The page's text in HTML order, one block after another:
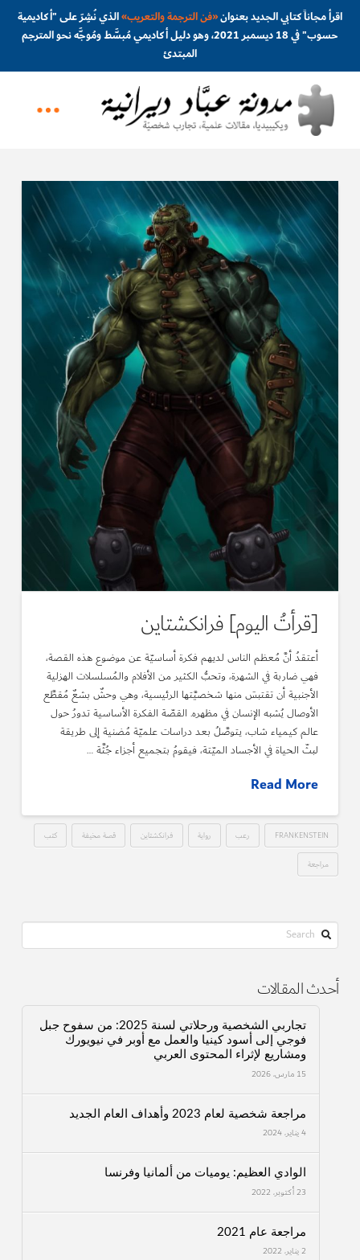
اقرأ مجاناً كتابي الجديد بعنوان«فن الترجمة والتعريب»الذي نُشِرَ على "أكاديمية
حسوب" في 18 ديسمبر 2021، وهو دليل أكاديمي مُبسَّط ومُوجَّه نحو المترجم
المبتدئ
[قرأتُ اليوم] فرانكشتاين
أعتقدُ أنَّ مُعظم الناس لديهم فكرة أساسيّة عن موضوع هذه القصة،
فهي ضاربة في الشهرة، وتحبُّ الكثير من الأفلام والمُسلسلات الهزلية
الأجنبية أن تقتبسَ منها شخصيَّتها الرئيسية، وهي وحشٌ بشعٌ مُقطَّع
الأوصال يُشبه الإنسان في مظهره. القصّة الفكرة الأساسية تدورُ حول
عالم كيمياء شاب، يتوصَّلُ بعد دراسات علميّة مُضنية إلى طريقة
لبثّ الحياة في الأجساد الميّتة، فيقومُ بتجميع أجزاء جُثَّة …
Read More
FRANKENSTEIN رعب رواية فرانكشتاين قصة مخيفة كتب
مراجعة
Search
أحدث المقالات
تجاربي الشخصية ورحلاتي لسنة 2025: من سفوح جبل
فوجي إلى أسود كينيا والعمل مع أوبر في نيويورك
ومشاريع لإثراء المحتوى العربي
15 مارس، 2026
مراجعة شخصية لعام 2023 وأهداف العام الجديد
4 يناير، 2024
الوادي العظيم: يوميات من ألمانيا وفرنسا
23 أكتوبر، 2022
مراجعة عام 2021
2 يناير، 2022